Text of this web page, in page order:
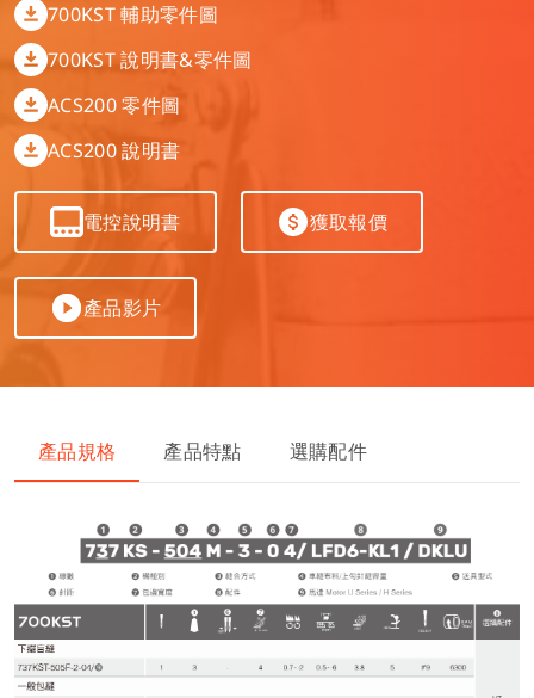
特種機
四針六線併縫機
股東訊息
企業永續發展
繁體中文
English
Tiếng Việt
简体中文
700KST 輔助零件圖
700KST 說明書&零件圖
ACS200 零件圖
ACS200 說明書
電控說明書 獲取報價
產品影片
產品規格 產品特點 選購配件